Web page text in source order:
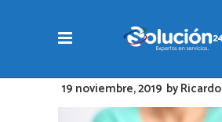
19 noviembre, 2019 byRicardo